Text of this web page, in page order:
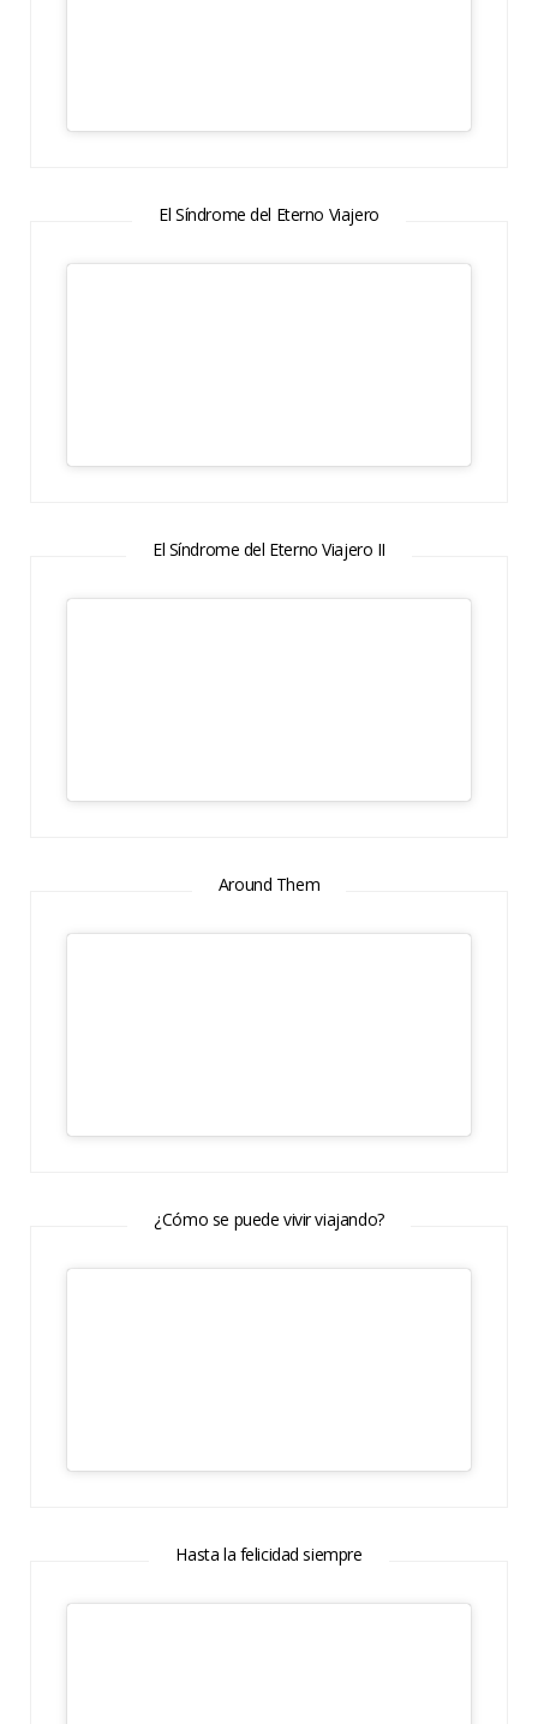
El Síndrome del Eterno Viajero
El Síndrome del Eterno Viajero II
Around Them
¿Cómo se puede vivir viajando?
Hasta la felicidad siempre